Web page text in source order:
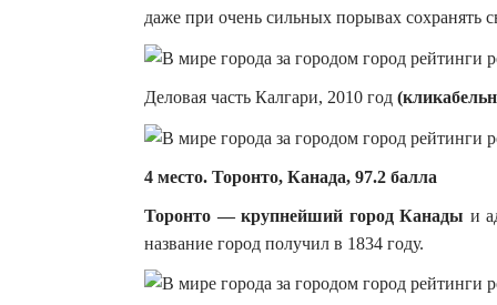
даже при очень сильных порывах сохранять
Деловая часть Калгари, 2010 год
4 место. Торонто, Канада, 97.2 балла
Торонто — крупнейший город Канады и
название город получил в 1834 году.